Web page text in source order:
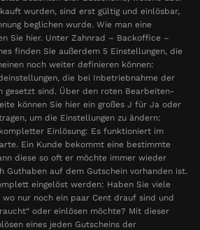
wurden, sind erst gültig und einlösbar,
beglichen wurde. Wie man eine
Sie hier. Unter Zahnrad – Backoffice –
finden Sie außerdem 5 Einstellungen, die
noch weiter definieren können:
die bei Inbetriebnahme der
gesetzt sind. Über den roten Bearbeiten-
können Sie hier ein großes J für Ja oder
um die Einstellungen zu ändern:
Einlösung: Es funktioniert im
Ein Kunde bekommt eine bestimmte
diese so oft er möchte immer wieder
Guthaben auf dem Gutschein vorhanden ist.
eingelöst werden: Haben Sie viele
wo nur noch ein paar Cent drauf sind und
oder einlösen möchte? Mit dieser
eines jeden Gutscheins der